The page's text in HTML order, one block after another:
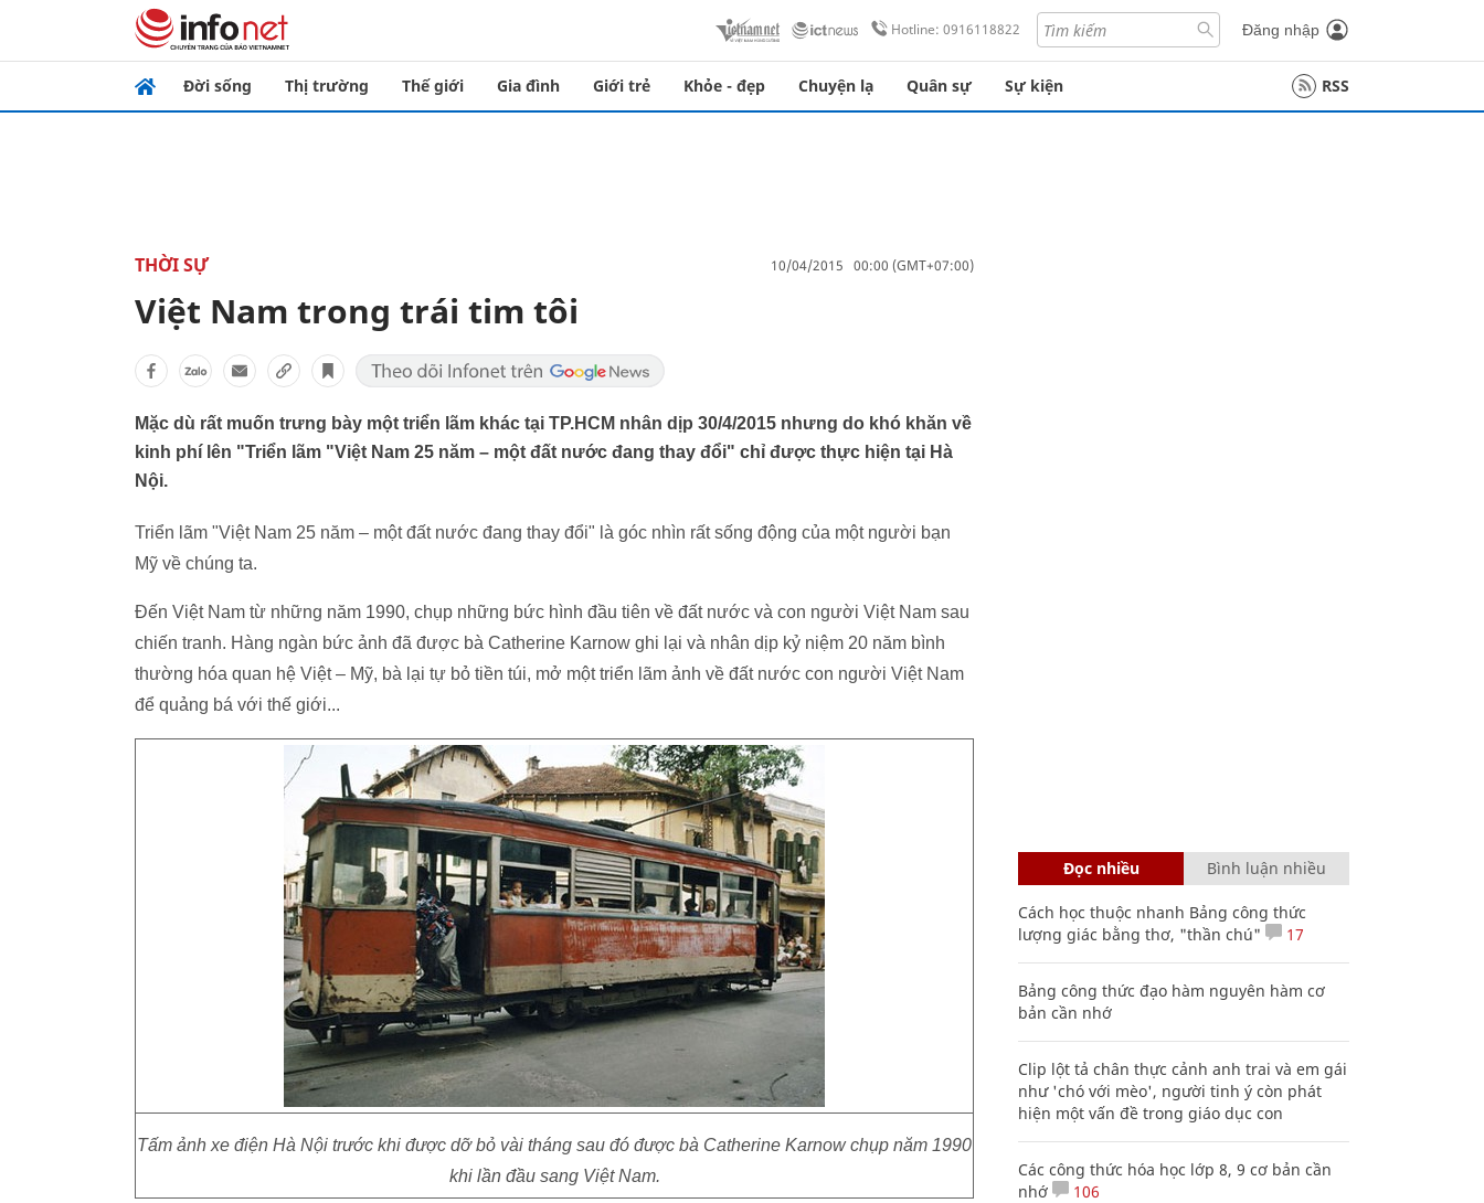
Hotline: 0916118822 Đăng nhập
Đời sống Thị trường Thế giới Gia đình Giới trẻ Khỏe - đẹp Chuyện lạ Quân sự Sự kiện RSS
THỜI SỰ 10/04/2015 00:00 (GMT+07:00)
Việt Nam trong trái tim tôi
Mặc dù rất muốn trưng bày một triển lãm khác tại TP.HCM nhân dịp 30/4/2015 nhưng do khó khăn về
kinh phí lên "Triển lãm "Việt Nam 25 năm – một đất nước đang thay đổi" chỉ được thực hiện tại Hà
Nội.
Triển lãm "Việt Nam 25 năm – một đất nước đang thay đổi" là góc nhìn rất sống động của một người bạn
Mỹ về chúng ta.
Đến Việt Nam từ những năm 1990, chụp những bức hình đầu tiên về đất nước và con người Việt Nam sau
chiến tranh. Hàng ngàn bức ảnh đã được bà Catherine Karnow ghi lại và nhân dịp kỷ niệm 20 năm bình
thường hóa quan hệ Việt – Mỹ, bà lại tự bỏ tiền túi, mở một triển lãm ảnh về đất nước con người Việt Nam
để quảng bá với thế giới...
Tấm ảnh xe điện Hà Nội trước khi được dỡ bỏ vài tháng sau đó được bà Catherine Karnow chụp năm 1990
khi lần đầu sang Việt Nam.
Đọc nhiều Bình luận nhiều
Cách học thuộc nhanh Bảng công thức
lượng giác bằng thơ, "thần chú"
17
Bảng công thức đạo hàm nguyên hàm cơ
bản cần nhớ
Clip lột tả chân thực cảnh anh trai và em gái
như 'chó với mèo', người tinh ý còn phát
hiện một vấn đề trong giáo dục con
Các công thức hóa học lớp 8, 9 cơ bản cần
nhớ
106